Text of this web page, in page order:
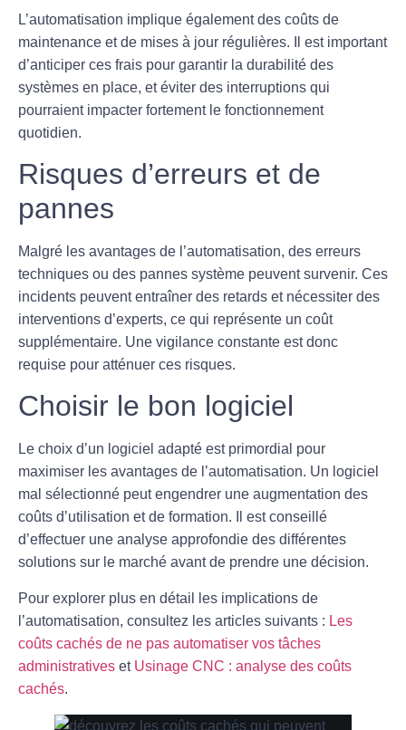
L’automatisation implique également des coûts de
maintenance et de mises à jour régulières. Il est important
d’anticiper ces frais pour garantir la durabilité des
systèmes en place, et éviter des interruptions qui
pourraient impacter fortement le fonctionnement
quotidien.
Risques d’erreurs et de
pannes
Malgré les avantages de l’automatisation, des erreurs
techniques ou des pannes système peuvent survenir. Ces
incidents peuvent entraîner des retards et nécessiter des
interventions d’experts, ce qui représente un coût
supplémentaire. Une vigilance constante est donc
requise pour atténuer ces risques.
Choisir le bon logiciel
Le choix d’un logiciel adapté est primordial pour
maximiser les avantages de l’automatisation. Un logiciel
mal sélectionné peut engendrer une augmentation des
coûts d’utilisation et de formation. Il est conseillé
d’effectuer une analyse approfondie des différentes
solutions sur le marché avant de prendre une décision.
Pour explorer plus en détail les implications de
l’automatisation, consultez les articles suivants : Les
coûts cachés de ne pas automatiser vos tâches
administratives et Usinage CNC : analyse des coûts
cachés.